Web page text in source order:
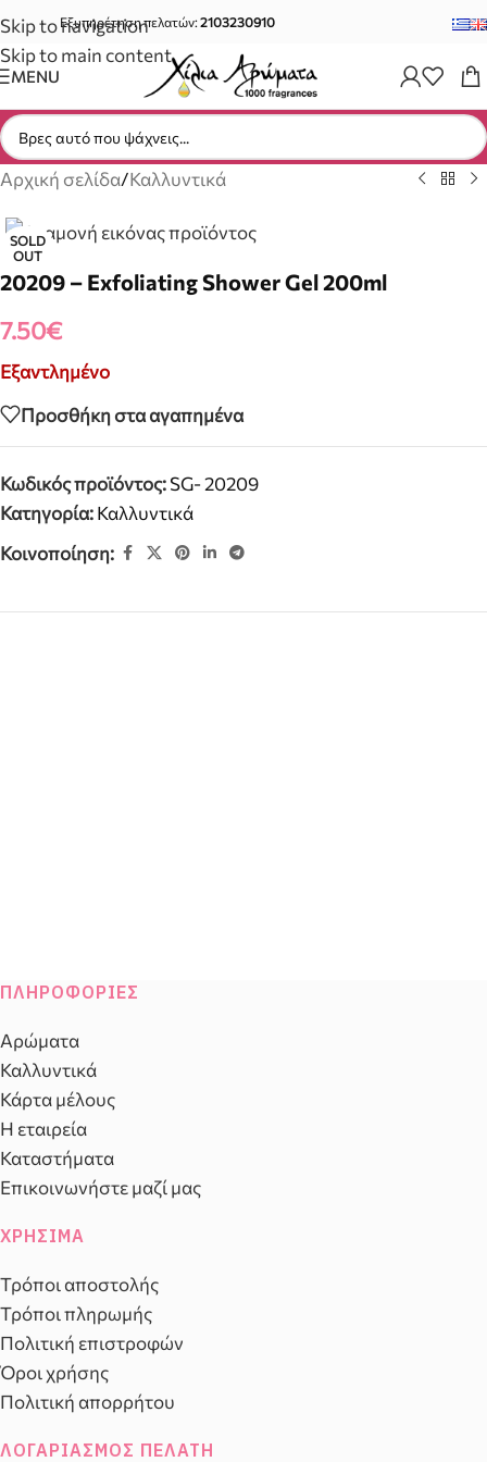
Skip to navigation
Skip to main content
Εξυπηρέτηση πελατών:2103230910
MENU
Αρχική σελίδα/Καλλυντικά
SOLD
OUT
20209 – Exfoliating Shower Gel 200ml
7.50€
Εξαντλημένο
Προσθήκη στα αγαπημένα
Κωδικός προϊόντος:SG- 20209
Κατηγορία:Καλλυντικά
Κοινοποίηση:
ΠΛΗΡΟΦΟΡΊΕΣ
Αρώματα
Καλλυντικά
Κάρτα μέλους
Η εταιρεία
Καταστήματα
Επικοινωνήστε μαζί μας
ΧΡΉΣΙΜΑ
Τρόποι αποστολής
Τρόποι πληρωμής
Πολιτική επιστροφών
Όροι χρήσης
Πολιτική απορρήτου
ΛΟΓΑΡΙΑΣΜΌΣ ΠΕΛΆΤΗ